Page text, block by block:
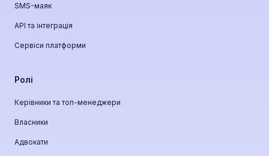
SMS-маяк
API та інтеграція
Сервіси платформи
Ролі
Керівники та топ-менеджери
Власники
Адвокати